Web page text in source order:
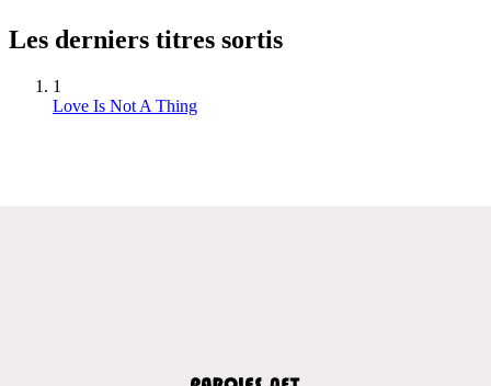
Les derniers titres sortis
1
Love Is Not A Thing